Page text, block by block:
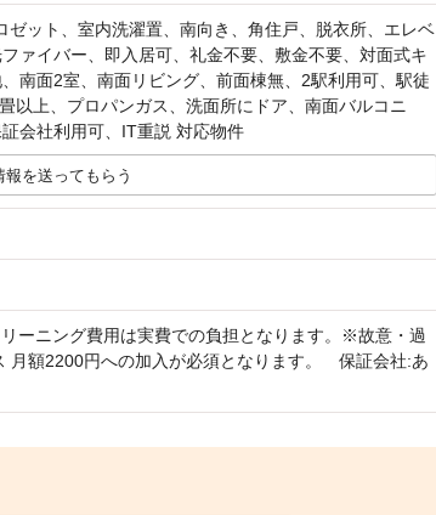
ット、室内洗濯置、南向き、角住戸、脱衣所、エレベ
ァイバー、即入居可、礼金不要、敷金不要、対面式キ
南面2室、南面リビング、前面棟無、2駅利用可、駅徒
以上、プロパンガス、洗面所にドア、南面バルコニ
会社利用可、IT重説 対応物件
報を送ってもらう
ーニング費用は実費での負担となります。※故意・過
月額2200円への加入が必須となります。 保証会社:あ